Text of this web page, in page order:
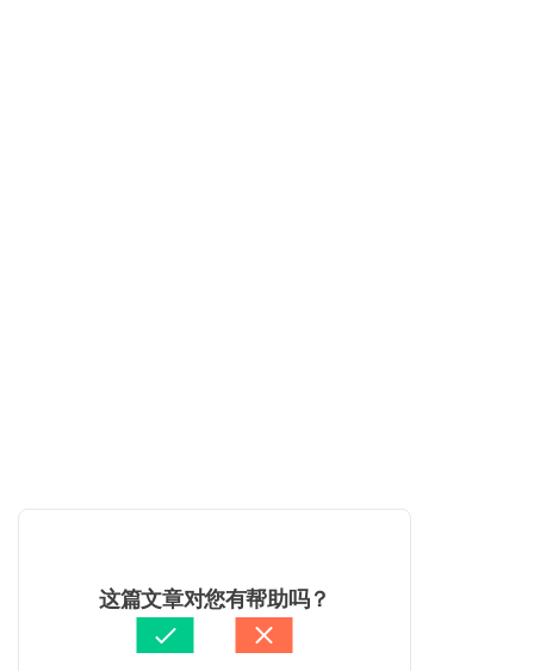
这篇文章对您有帮助吗？